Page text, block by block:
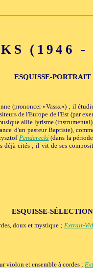
(1946
ESQUISSE-PORTRAIT
(prononcer «Vassx») ; il
de l'Europe de l'Est (par
allie lyrisme
d'un pasteur Baptiste),
Penderecki(dans la
déjà cités ; il vit de ses
ESQUISSE-SÉLECTION
doux et mystique ; Extrait-
violon et ensemble à cordes ;